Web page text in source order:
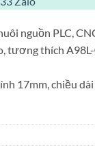
nguồn PLC,
tương thích
17mm, chiều